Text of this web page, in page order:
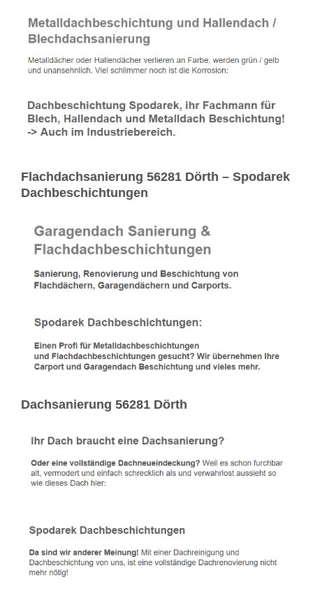
Flachdachsanierung 56281 Dörth – Spodarek
Dachbeschichtungen
Dachsanierung 56281 Dörth